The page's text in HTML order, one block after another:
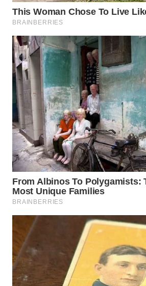
WN
SELATAN
WN
TANJUNG
LESUNG
WN
KARO
WN
SIMALUNGUN
WN
LABUHANBATU
WN
TAPANULI
TENGAH
WN DELI